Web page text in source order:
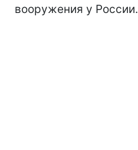
вооружения у России.